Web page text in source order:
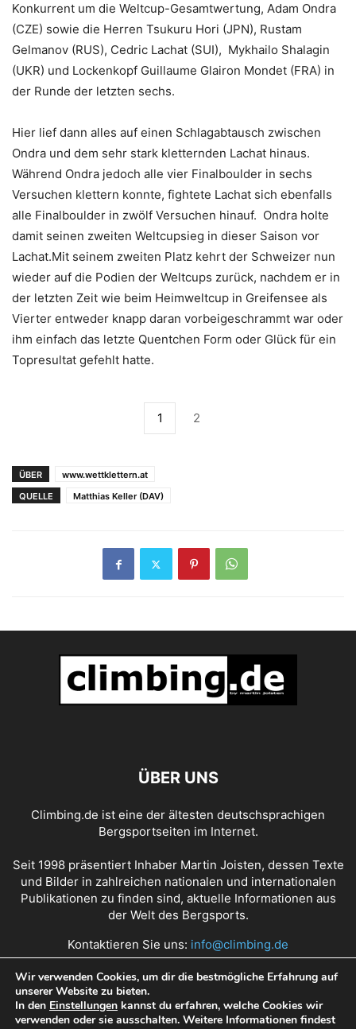
Konkurrent um die Weltcup-Gesamtwertung, Adam Ondra
(CZE) sowie die Herren Tsukuru Hori (JPN), Rustam
Gelmanov (RUS), Cedric Lachat (SUI), Mykhailo Shalagin
(UKR) und Lockenkopf Guillaume Glairon Mondet (FRA) in
der Runde der letzten sechs.
Hier lief dann alles auf einen Schlagabtausch zwischen
Ondra und dem sehr stark kletternden Lachat hinaus.
Während Ondra jedoch alle vier Finalboulder in sechs
Versuchen klettern konnte, fightete Lachat sich ebenfalls
alle Finalboulder in zwölf Versuchen hinauf. Ondra holte
damit seinen zweiten Weltcupsieg in dieser Saison vor
Lachat.Mit seinem zweiten Platz kehrt der Schweizer nun
wieder auf die Podien der Weltcups zurück, nachdem er in
der letzten Zeit wie beim Heimweltcup in Greifensee als
Vierter entweder knapp daran vorbeigeschrammt war oder
ihm einfach das letzte Quentchen Form oder Glück für ein
Topresultat gefehlt hatte.
1 2
ÜBER
www.wettklettern.at
QUELLE
Matthias Keller (DAV)
ÜBER UNS
Climbing.de ist eine der ältesten deutschsprachigen
Bergsportseiten im Internet.
Seit 1998 präsentiert Inhaber Martin Joisten, dessen Texte
und Bilder in zahlreichen nationalen und internationalen
Publikationen zu finden sind, aktuelle Informationen aus
der Welt des Bergsports.
Kontaktieren Sie uns: info@climbing.de
Über Climbing.de RSS Feed Mediadaten
Wir verwenden Cookies, um dir die bestmögliche Erfahrung auf
unserer Website zu bieten.
In den Einstellungen kannst du erfahren, welche Cookies wir
verwenden oder sie ausschalten. Weitere Informationen findest